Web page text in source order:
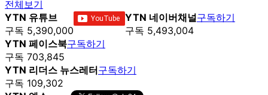
전체보기
YTN 유튜브
구독 5,390,000
YTN 네이버채널
구독 5,493,004
구독하기
YTN 페이스북
구독 703,845
구독하기
YTN 리더스 뉴스레터
구독 109,302
구독하기